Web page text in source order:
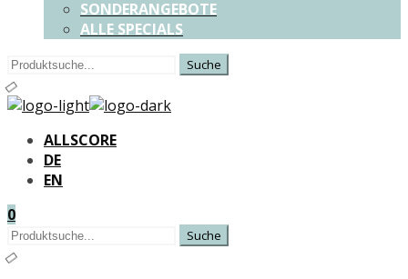
SONDERANGEBOTE
ALLE SPECIALS
Suchen
nach:
ALLSCORE
DE
EN
0
Suchen
nach: